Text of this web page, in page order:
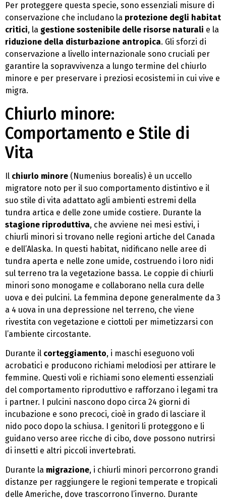
Per proteggere questa specie, sono essenziali misure di
conservazione che includano la protezione degli habitat
critici, la gestione sostenibile delle risorse naturali e la
riduzione della disturbazione antropica. Gli sforzi di
conservazione a livello internazionale sono cruciali per
garantire la sopravvivenza a lungo termine del chiurlo
minore e per preservare i preziosi ecosistemi in cui vive e
migra.
Chiurlo minore:
Comportamento e Stile di
Vita
Il chiurlo minore (Numenius borealis) è un uccello
migratore noto per il suo comportamento distintivo e il
suo stile di vita adattato agli ambienti estremi della
tundra artica e delle zone umide costiere. Durante la
stagione riproduttiva, che avviene nei mesi estivi, i
chiurli minori si trovano nelle regioni artiche del Canada
e dell’Alaska. In questi habitat, nidificano nelle aree di
tundra aperta e nelle zone umide, costruendo i loro nidi
sul terreno tra la vegetazione bassa. Le coppie di chiurli
minori sono monogame e collaborano nella cura delle
uova e dei pulcini. La femmina depone generalmente da 3
a 4 uova in una depressione nel terreno, che viene
rivestita con vegetazione e ciottoli per mimetizzarsi con
l’ambiente circostante.
Durante il corteggiamento, i maschi eseguono voli
acrobatici e producono richiami melodiosi per attirare le
femmine. Questi voli e richiami sono elementi essenziali
del comportamento riproduttivo e rafforzano i legami tra
i partner. I pulcini nascono dopo circa 24 giorni di
incubazione e sono precoci, cioè in grado di lasciare il
nido poco dopo la schiusa. I genitori li proteggono e li
guidano verso aree ricche di cibo, dove possono nutrirsi
di insetti e altri piccoli invertebrati.
Durante la migrazione, i chiurli minori percorrono grandi
distanze per raggiungere le regioni temperate e tropicali
delle Americhe, dove trascorrono l’inverno. Durante